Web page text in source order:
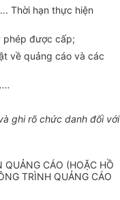
Thời hạn thực hiện
phép được cấp;
về quảng cáo và các
ghi rõ chức danh đối với
QUẢNG CÁO (HOẶC HỒ
TRÌNH QUẢNG CÁO